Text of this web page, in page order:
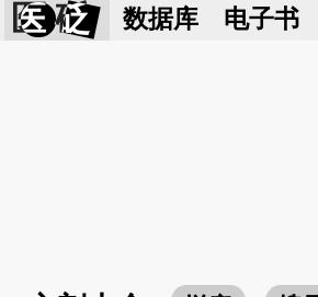
医 砭 数据库 电子书